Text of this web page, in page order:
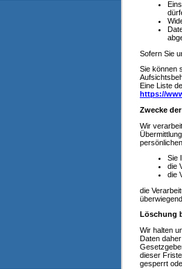
Sofern Sie
Sie können
Eine Liste
https://
Zwecke
Wir
Sie
die
die
die
Löschung
Wir halten
Daten
dieser
gesperrt